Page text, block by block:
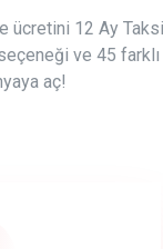
ücretini 12 Ay
ve 45
aç!